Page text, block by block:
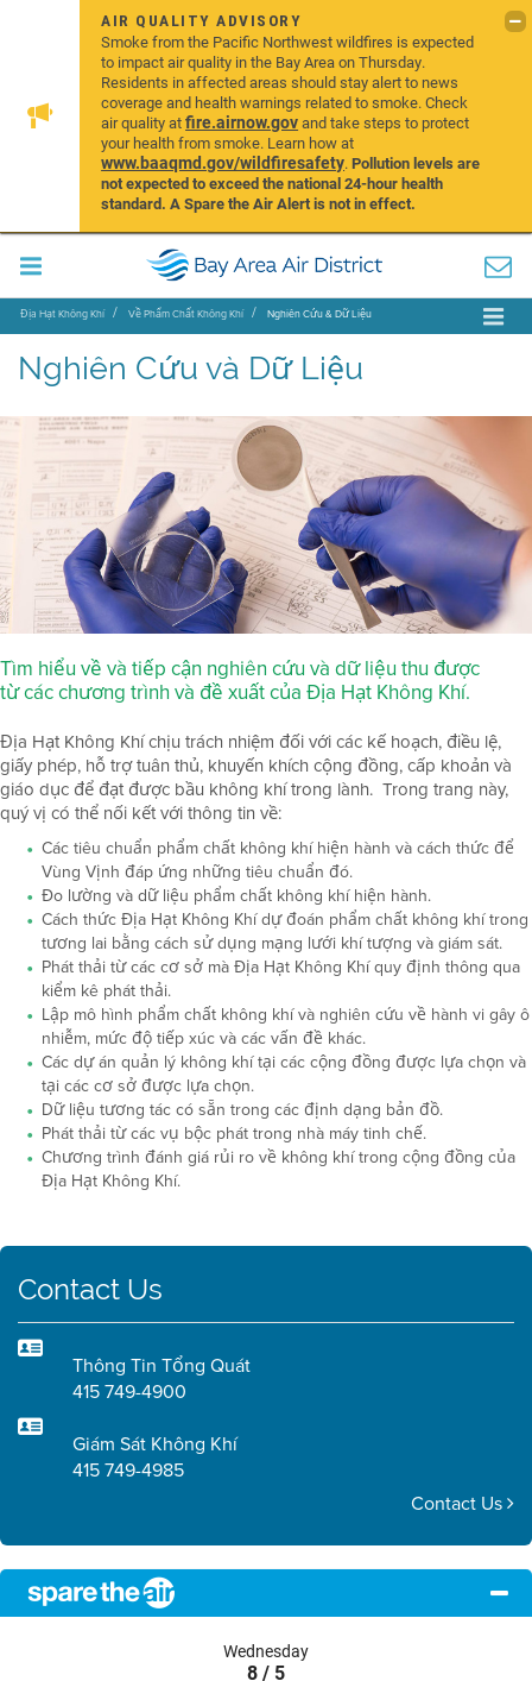
AIR QUALITY ADVISORY
Smoke from the Pacific Northwest wildfires is expected
to impact air quality in the Bay Area on Thursday.
Residents in affected areas should stay alert to news
coverage and health warnings related to smoke. Check
air quality atfire.airnow.govand take steps to protect
your health from smoke. Learn how at
www.baaqmd.gov/wildfiresafety.Pollution levels are
not expected to exceed the national 24-hour health
standard. A Spare the Air Alert is not in effect.
Địa Hạt Không Khí Về Phẩm Chất Không Khí Nghiên Cứu & Dữ Liệu
Nghiên Cứu và Dữ Liệu
Tìm hiểu về và tiếp cận nghiên cứu và dữ liệu thu được
từ các chương trình và đề xuất của Địa Hạt Không Khí.
Địa Hạt Không Khí chịu trách nhiệm đối với các kế hoạch, điều lệ,
giấy phép, hỗ trợ tuân thủ, khuyến khích cộng đồng, cấp khoản và
giáo dục để đạt được bầu không khí trong lành. Trong trang này,
quý vị có thể nối kết với thông tin về:
Các tiêu chuẩn phẩm chất không khí hiện hành và cách thức để
Vùng Vịnh đáp ứng những tiêu chuẩn đó.
Đo lường và dữ liệu phẩm chất không khí hiện hành.
Cách thức Địa Hạt Không Khí dự đoán phẩm chất không khí trong
tương lai bằng cách sử dụng mạng lưới khí tượng và giám sát.
Phát thải từ các cơ sở mà Địa Hạt Không Khí quy định thông qua
kiểm kê phát thải.
Lập mô hình phẩm chất không khí và nghiên cứu về hành vi gây ô
nhiễm, mức độ tiếp xúc và các vấn đề khác.
Các dự án quản lý không khí tại các cộng đồng được lựa chọn và
tại các cơ sở được lựa chọn.
Dữ liệu tương tác có sẵn trong các định dạng bản đồ.
Phát thải từ các vụ bộc phát trong nhà máy tinh chế.
Chương trình đánh giá rủi ro về không khí trong cộng đồng của
Địa Hạt Không Khí.
Contact Us
Thông Tin Tổng Quát
415 749-4900
Giám Sát Không Khí
415 749-4985
Contact Us
Wednesday
8 / 5